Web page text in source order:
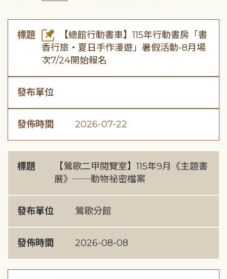
標題
【總館行動書車】115年行動書房「書
香行旅・夏日手作漫遊」暑假活動-8月場
次7/24開始報名
發布單位
發佈時間 2026-07-22
標題
【鶯歌二甲閱覽室】115年9月《主題書
展》──動物祕密檔案
發布單位 鶯歌分館
發佈時間 2026-08-08